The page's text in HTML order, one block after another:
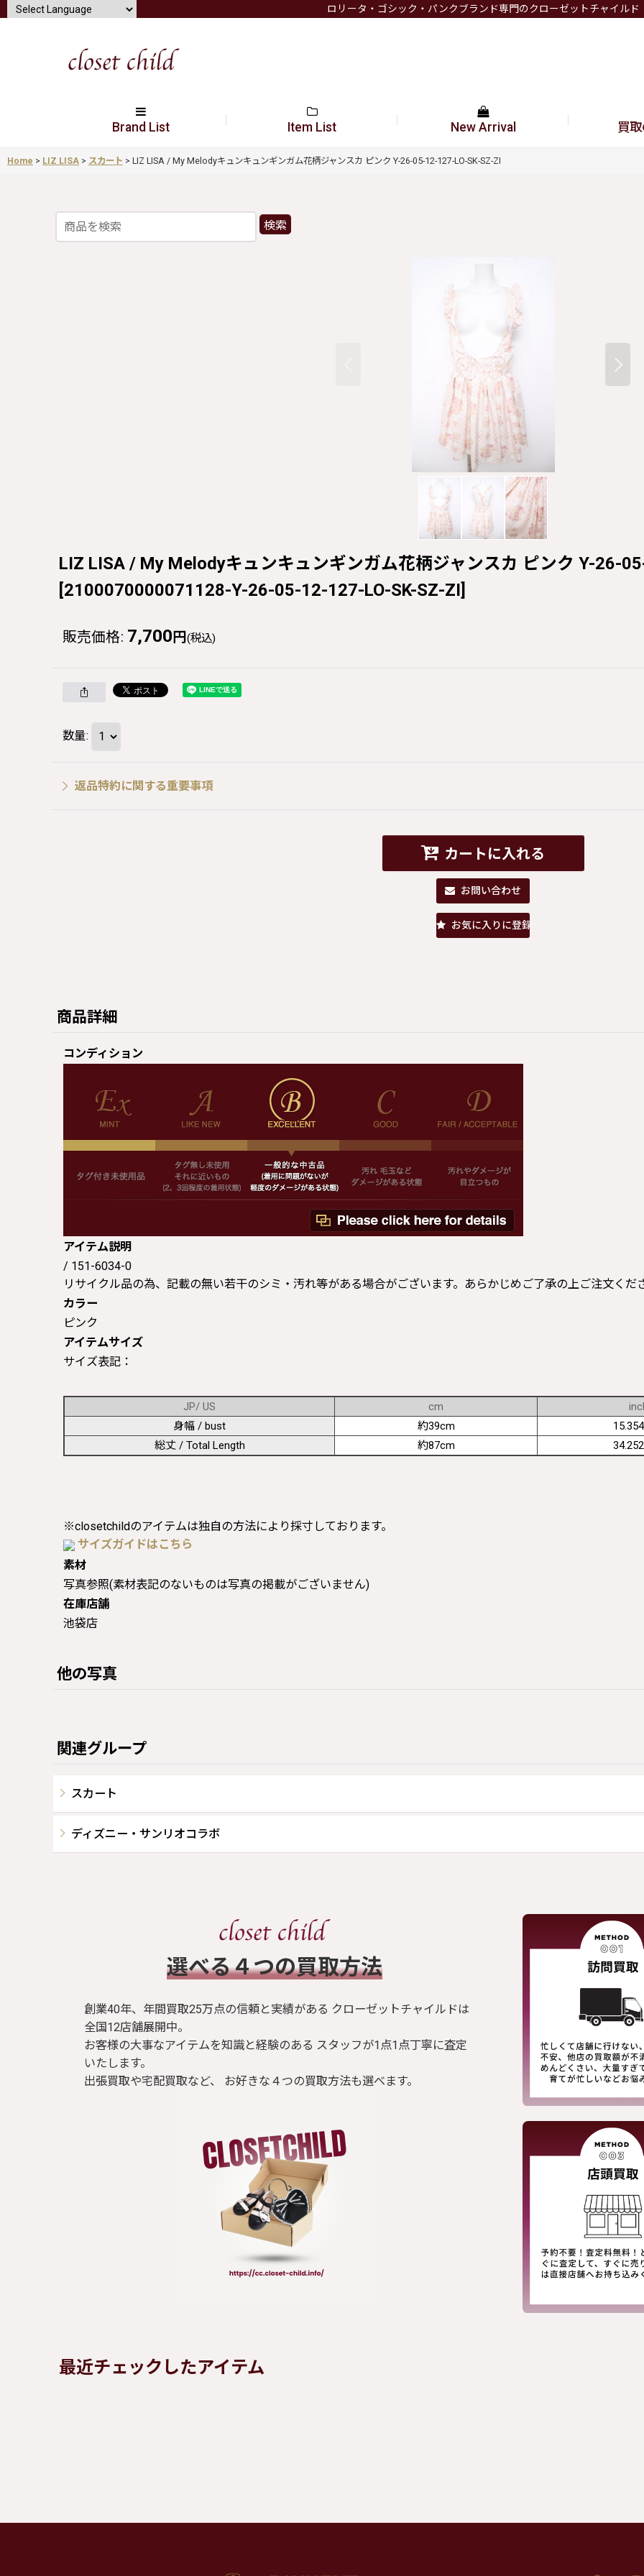
ロリータ・ゴシック・パンクブランド専門のクローゼットチャイルド
Brand List Item List New Arrival 買
Home > LIZ LISA > スカート > LIZ LISA / My Melodyキュンキュンギンガム花柄ジャンスカ ピンク Y-26-05-12-127-LO-SK-SZ-ZI
検索
LIZ LISA / My Melodyキュンキュンギンガム花柄ジャンスカ ピンク Y-26-
[2100070000071128-Y-26-05-12-127-LO-SK-SZ-ZI]
販売価格: 7,700 円 (税込)
数量:
返品特約に関する重要事項
カートに入れる
お問い合わせ
お気に入りに登録
商品詳細
コンディション
アイテム説明
/ 151-6034-0
リサイクル品の為、記載の無い若干のシミ・汚れ等がある場合がございます。あらかじめご了承の上ご注文くだ
カラー
ピンク
アイテムサイズ
サイズ表記：
JP/ US cm
身幅 / bust
約39cm
総丈 / Total Length
約87cm
※closetchildのアイテムは独自の方法により採寸しております。
サイズガイドはこちら
素材
写真参照(素材表記のないものは写真の掲載がございません)
在庫店舗
池袋店
他の写真
関連グループ
スカート
ディズニー・サンリオコラボ
​選べる４つの買取方法
創業40年、年間買取25万点の信頼と実績がある クローゼットチャイルドは
全国12店舗展開中。
お客様の大事なアイテムを知識と経験のある スタッフが1点1点丁寧に査定
いたします。
出張買取や宅配買取など、 お好きな４つの買取方法も選べます。
最近チェックしたアイテム